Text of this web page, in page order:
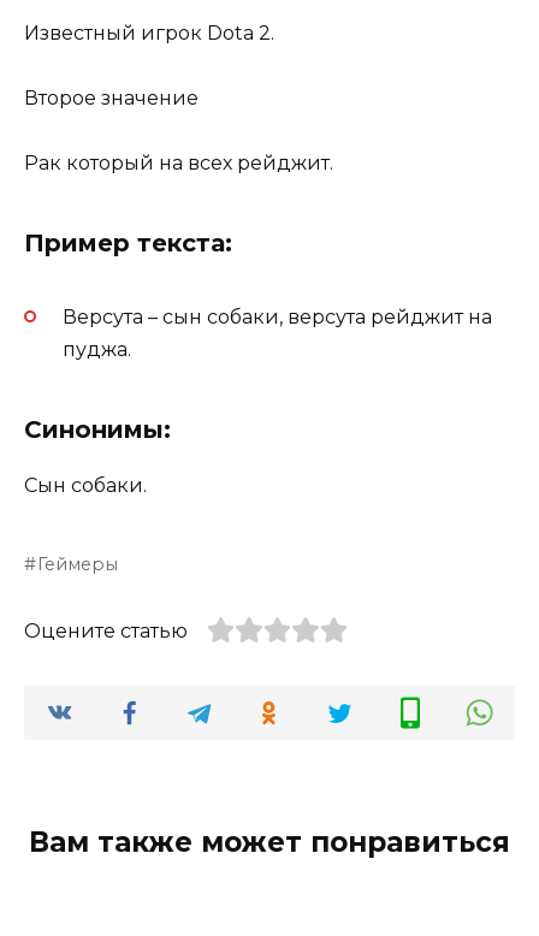
Известный игрок Dota 2.
Второе значение
Рак который на всех рейджит.
Пример текста:
Версута – сын собаки, версута рейджит на
пуджа.
Синонимы:
Сын собаки.
Геймеры
Оцените статью
Вам также может понравиться